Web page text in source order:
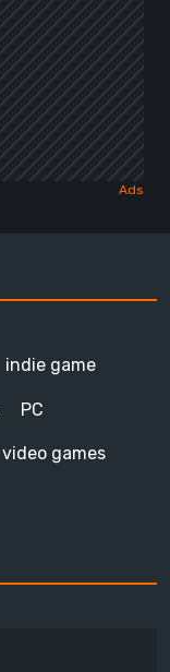
indie game
PC
video games